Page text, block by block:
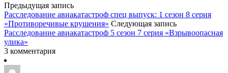
Предыдущая запись
Расследование авиакатастроф спец выпуск: 1 сезон 8 серия
«Противоречивые крушения» Следующая запись
Расследование авиакатастроф 5 сезон 7 серия «Взрывоопасная
улика»
3 комментария